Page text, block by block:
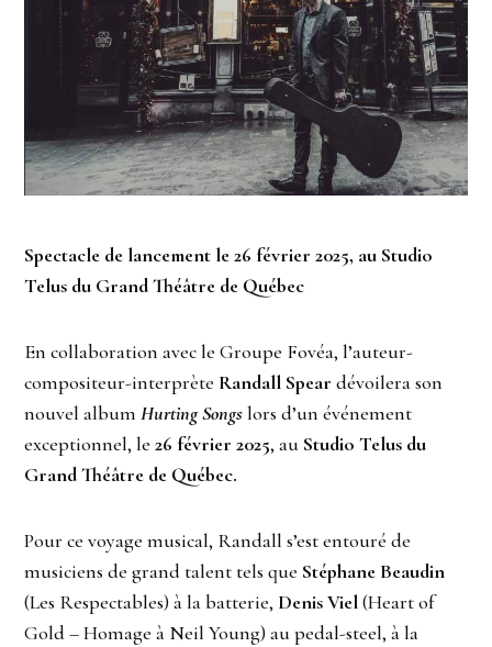
Spectacle de lancement le 26 février 2025, au Studio
Telus du Grand Théâtre de Québec
En collaboration avec le Groupe Fovéa, l’auteur-
compositeur-interprète Randall Spear dévoilera son
nouvel albumHurting Songslors d’un événement
exceptionnel, le26 février 2025, au Studio Telus du
Grand Théâtre de Québec.
Pour ce voyage musical, Randall s’est entouré de
musiciens de grand talent tels que Stéphane Beaudin
(Les Respectables) à la batterie, Denis Viel(Heart of
Gold – Homage à Neil Young) au pedal-steel, à la